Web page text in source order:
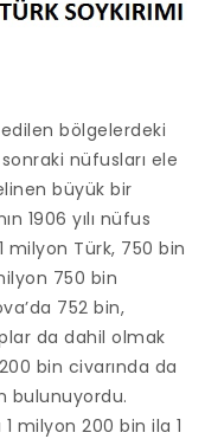
bölgelerdeki
nüfusları ele
büyük bir
1906 yılı nüfus
milyon Türk, 750 bin
750 bin
752 bin,
da dahil olmak
bin civarında da
bulunuyordu.
milyon 200 bin ila 1